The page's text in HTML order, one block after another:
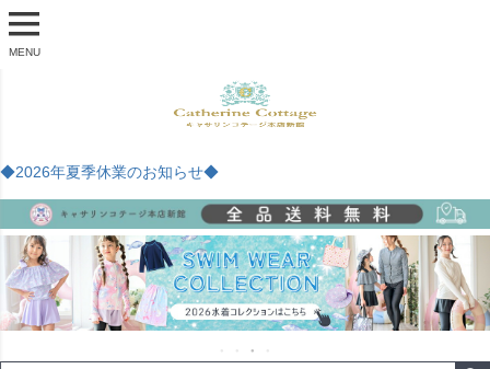
MENU
◆2026年夏季休業のお知らせ◆